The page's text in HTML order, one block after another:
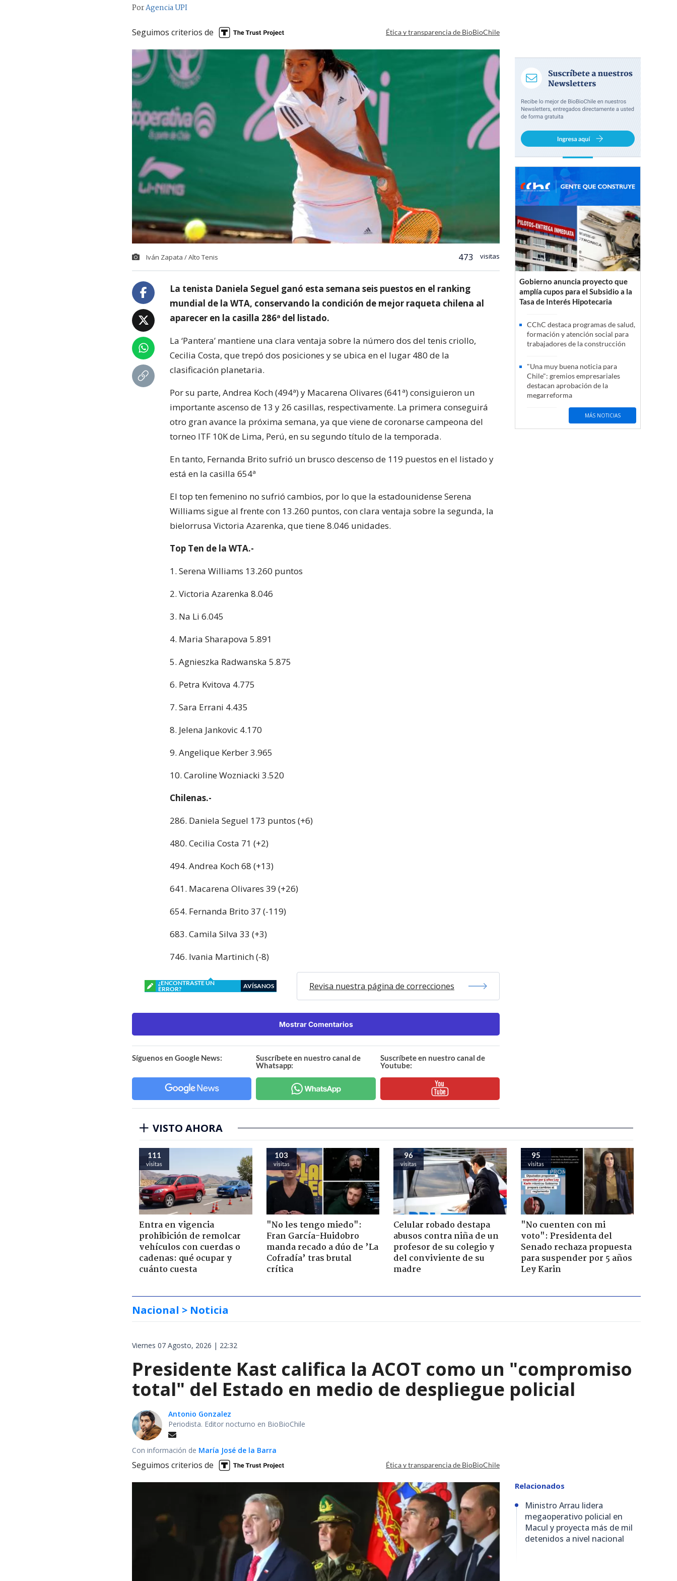
PorAgencia UPI
Seguimos criterios de Ética y transparencia de BioBioChile
Iván Zapata / Alto Tenis 473 visitas
La tenista Daniela Seguel ganó esta semana seis puestos en el ranking
mundial de la WTA, conservando la condición de mejor raqueta chilena al
aparecer en la casilla 286ª del listado.
La ‘Pantera’ mantiene una clara ventaja sobre la número dos del tenis criollo,
Cecilia Costa, que trepó dos posiciones y se ubica en el lugar 480 de la
clasificación planetaria.
Por su parte, Andrea Koch (494ª) y Macarena Olivares (641ª) consiguieron un
importante ascenso de 13 y 26 casillas, respectivamente. La primera conseguirá
otro gran avance la próxima semana, ya que viene de coronarse campeona del
torneo ITF 10K de Lima, Perú, en su segundo título de la temporada.
En tanto, Fernanda Brito sufrió un brusco descenso de 119 puestos en el listado y
está en la casilla 654ª
El top ten femenino no sufrió cambios, por lo que la estadounidense Serena
Williams sigue al frente con 13.260 puntos, con clara ventaja sobre la segunda, la
bielorrusa Victoria Azarenka, que tiene 8.046 unidades.
Top Ten de la WTA.-
1. Serena Williams 13.260 puntos
2. Victoria Azarenka 8.046
3. Na Li 6.045
4. Maria Sharapova 5.891
5. Agnieszka Radwanska 5.875
6. Petra Kvitova 4.775
7. Sara Errani 4.435
8. Jelena Jankovic 4.170
9. Angelique Kerber 3.965
10. Caroline Wozniacki 3.520
Chilenas.-
286. Daniela Seguel 173 puntos (+6)
480. Cecilia Costa 71 (+2)
494. Andrea Koch 68 (+13)
641. Macarena Olivares 39 (+26)
654. Fernanda Brito 37 (-119)
683. Camila Silva 33 (+3)
746. Ivania Martinich (-8)
¿ENCONTRASTE UN
ERROR?
AVÍSANOS Revisa nuestra página de correcciones
Mostrar Comentarios
Síguenos en Google News:
Suscríbete en nuestro canal de
Whatsapp:
Suscríbete en nuestro canal de
Youtube:
Gobierno anuncia proyecto que
amplía cupos para el Subsidio a la
Tasa de Interés Hipotecaria
CChC destaca programas de salud,
formación y atención social para
trabajadores de la construcción
"Una muy buena noticia para
Chile": gremios empresariales
destacan aprobación de la
megarreforma
MÁS NOTICIAS
VISTO AHORA
111
visitas
Entra en vigencia
prohibición de remolcar
vehículos con cuerdas o
cadenas: qué ocupar y
cuánto cuesta
103
visitas
"No les tengo miedo":
Fran García-Huidobro
manda recado a dúo de ’La
Cofradía’ tras brutal
crítica
96
visitas
Celular robado destapa
abusos contra niña de un
profesor de su colegio y
del conviviente de su
madre
95
visitas
"No cuenten con mi
voto": Presidenta del
Senado rechaza propuesta
para suspender por 5 años
Ley Karin
Nacional > Noticia
Viernes 07 Agosto, 2026 | 22:32
Presidente Kast califica la ACOT como un "compromiso
total" del Estado en medio de despliegue policial
Antonio Gonzalez
Periodista. Editor nocturno en BioBioChile
Con información de María José de la Barra
Seguimos criterios de Ética y transparencia de BioBioChile
Relacionados
Ministro Arrau lidera
megaoperativo policial en
Macul y proyecta más de mil
detenidos a nivel nacional